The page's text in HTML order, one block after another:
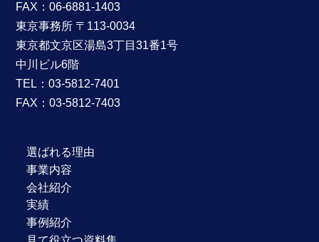
FAX：06-6881-1403
東京事務所 〒113-0034
東京都文京区湯島3丁目31番1号
中川ビル6階
TEL：03-5812-7401
FAX：03-5812-7403
選ばれる理由
事業内容
会社紹介
実績
事例紹介